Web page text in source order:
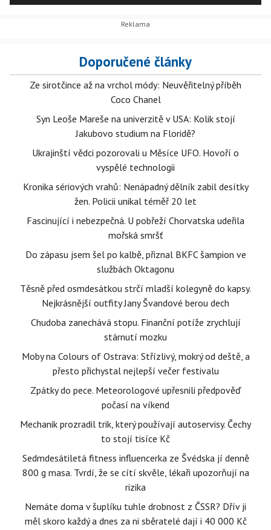
Doporučené články
Ze sirotčince až na vrchol módy: Neuvěřitelný příběh
Coco Chanel
Syn Leoše Mareše na univerzitě v USA: Kolik stojí
Jakubovo studium na Floridě?
Ukrajinští vědci pozorovali u Měsíce UFO. Hovoří o
vyspělé technologii
Kronika sériových vrahů: Nenápadný dělník zabil desítky
žen. Policii unikal téměř 20 let
Fascinující i nebezpečná. U pobřeží Chorvatska udeřila
mořská smršť
Do zápasu jsem šel po kalbě, přiznal BKFC šampion ve
službách Oktagonu
Těsně před osmdesátkou strčí mladší kolegyně do kapsy.
Nejkrásnější outfity Jany Švandové berou dech
Chudoba zanechává stopu. Finanční potíže zrychlují
stárnutí mozku
Moby na Colours of Ostrava: Střízlivý, mokrý od deště, a
přesto přichystal nejlepší večer festivalu
Zpátky do pece. Meteorologové upřesnili předpověď
počasí na víkend
Mechanik prozradil trik, který používají autoservisy. Čechy
to stojí tisíce Kč
Sedmdesátiletá fitness influencerka ze Švédska jí denně
800 g masa. Tvrdí, že se cítí skvěle, lékaři upozorňují na
rizika
Nemáte doma v šuplíku tuhle drobnost z ČSSR? Dřív ji
měl skoro každý a dnes za ni sběratelé dají i 40 000 Kč